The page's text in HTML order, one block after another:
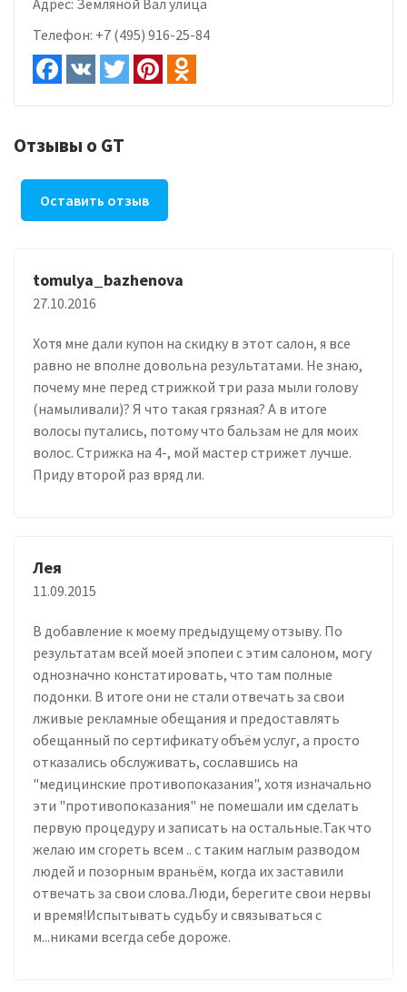
Телефон: +7 (495) 916-25-84
Отзывы о GT
Оставить отзыв
tomulya_bazhenova
27.10.2016
Хотя мне дали купон на скидку в этот салон, я все
равно не вполне довольна результатами. Не знаю,
почему мне перед стрижкой три раза мыли голову
(намыливали)? Я что такая грязная? А в итоге
волосы путались, потому что бальзам не для моих
волос. Стрижка на 4-, мой мастер стрижет лучше.
Приду второй раз вряд ли.
Лея
11.09.2015
В добавление к моему предыдущему отзыву. По
результатам всей моей эпопеи с этим салоном, могу
однозначно констатировать, что там полные
подонки. В итоге они не стали отвечать за свои
лживые рекламные обещания и предоставлять
обещанный по сертификату объём услуг, а просто
отказались обслуживать, сославшись на
"медицинские противопоказания", хотя изначально
эти "противопоказания" не помешали им сделать
первую процедуру и записать на остальные.Так что
желаю им сгореть всем .. с таким наглым разводом
людей и позорным враньём, когда их заставили
отвечать за свои слова.Люди, берегите свои нервы
и время!Испытывать судьбу и связываться с
м...никами всегда себе дороже.